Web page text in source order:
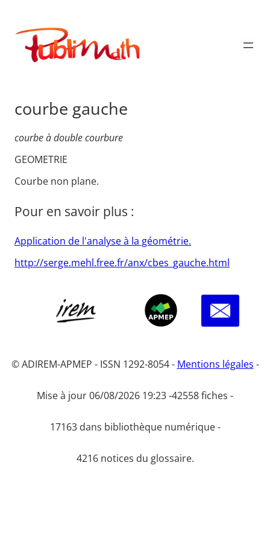
contenu
Publimath
courbe gauche
courbe à double courbure
GEOMETRIE
Courbe non plane.
Pour en savoir plus :
Application de l'analyse à la géométrie.
http://serge.mehl.free.fr/anx/cbes_gauche.html
© ADIREM-APMEP - ISSN 1292-8054 - Mentions légales -
Mise à jour 06/08/2026 19:23 -42558 fiches -
17163 dans bibliothèque numérique -
4216 notices du glossaire.